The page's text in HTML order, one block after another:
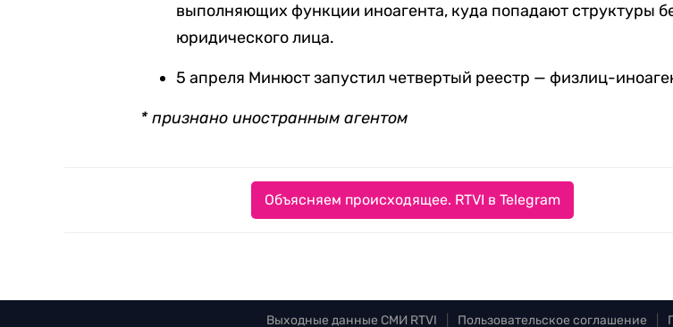
выполняющих функции иноагента, куда попадают структуры
юридического лица.
5 апреля Минюст запустил четвертый реестр — физлиц-
* признано иностранным агентом
Объясняем происходящее. RTVI в Telegram
Выходные данные СМИ RTVI Пользовательское соглашение